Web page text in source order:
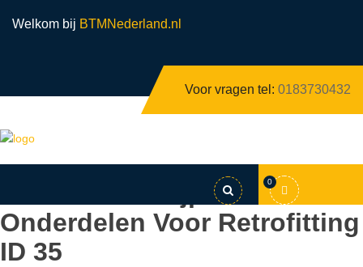
Welkom bij BTMNederland.nl
Voor vragen tel: 0183730432
0
Putzmeister Bijpassende
Onderdelen Voor Retrofitting
ID 35